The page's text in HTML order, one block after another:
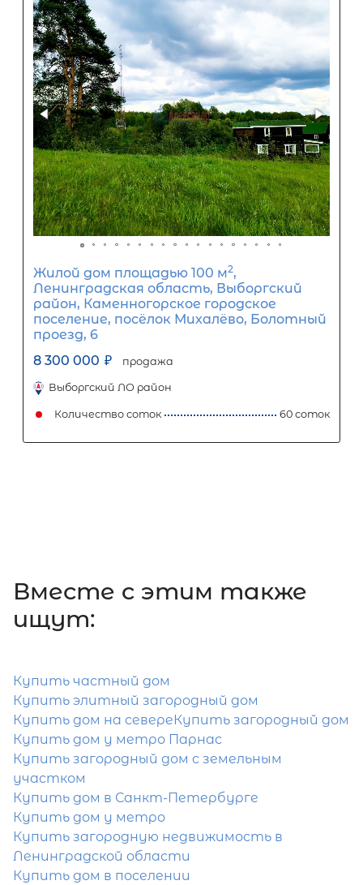
Жилой дом площадью 140 м ,
Карелия, Сортавальский р-н,
г, Холмистая ул, д 70
12 200 000 ₽ продажа
Сортавальский район
Мы поможем подобрать
Популярное
Вместе c этим также
ищут:
Купить частный дом
Купить элитный загородный дом
Купить дом на севере Купить загородный дом
Купить дом у метро Парнас
Купить загородный дом с земельным
участком
Купить дом в Санкт-Петербурге
Купить дом у метро
Купить загородную недвижимость в
Ленинградской области
Купить дом в поселении